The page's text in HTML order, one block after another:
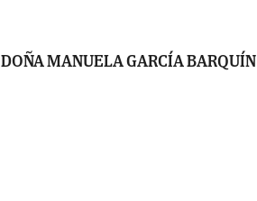
DOÑA MANUELA GARCÍA BARQUÍN